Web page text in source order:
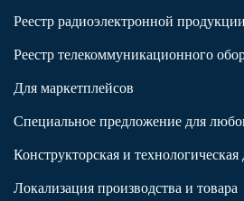
Реестр радиоэлектронной
Реестр телекоммуникационного
Для маркетплейсов
Специальное предложение для
Конструкторская и
Локализация производства и товара